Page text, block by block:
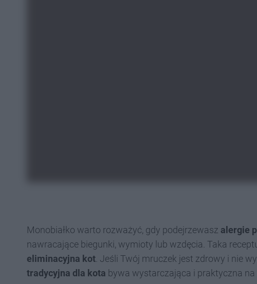
Monobiałko warto rozważyć, gdy podejrzewasz alergie
nawracające biegunki, wymioty lub wzdęcia. Taka
eliminacyjna kot . Jeśli Twój mruczek jest zdrowy i nie
tradycyjna dla kota bywa wystarczająca i praktyczna na